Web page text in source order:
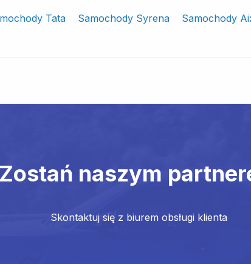
Tata Samochody Syrena Samochody
Zostań naszym
Skontaktuj się z biurem obsługi klienta